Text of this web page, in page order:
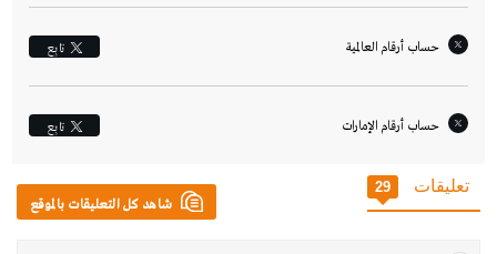
حساب أرقام العالمية تابِع
حساب أرقام الإمارات‎ تابِع
شاهد كل التعليقات بالموقع
تعليقات 29